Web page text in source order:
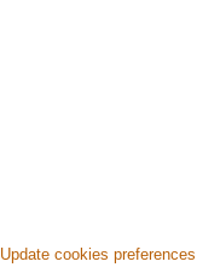
Update cookies preferences